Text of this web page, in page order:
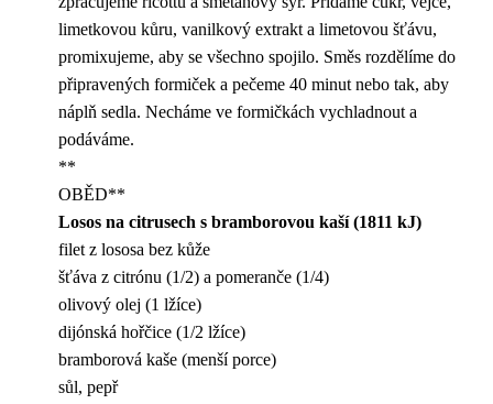
limetkovou kůru, vanilkový extrakt a limetovou šťávu,
promixujeme, aby se všechno spojilo. Směs rozdělíme do
připravených formiček a pečeme 40 minut nebo tak, aby
náplň sedla. Necháme ve formičkách vychladnout a
podáváme.
**
OBĚD**
Losos na citrusech s bramborovou kaší (1811 kJ)
filet z lososa bez kůže
šťáva z citrónu (1/2) a pomeranče (1/4)
olivový olej (1 lžíce)
dijónská hořčice (1/2 lžíce)
bramborová kaše (menší porce)
sůl, pepř